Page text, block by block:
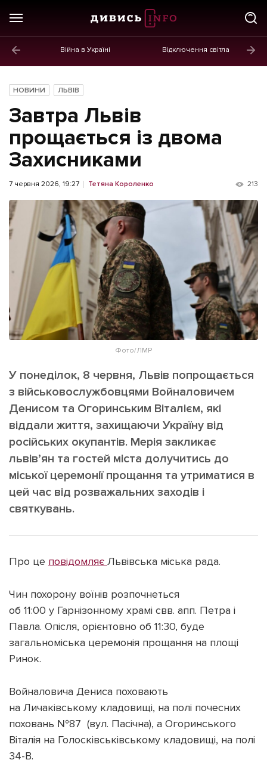
Війна в Україні Відключення світла
Новини
Політика
Економіка
Бізнес
Життя
Культура
Афіша
ІНШЕ
Інтерв'ю
Картки
Репортаж
Погляди
Ініціативи
Лонгріди
Прес-релізи
Фото/Відео
Made in Lviv
Зв'язатися з нами
[email protected] Реклама на сайті
Політика конфіденційності
Підтримати dyvys.info
НОВИНИ ЛЬВІВ
Завтра Львів
прощається із двома
Захисниками
7 червня 2026, 19:27 Тетяна Короленко 213
Фото/ЛМР
У понеділок, 8 червня, Львів попрощається
з військовослужбовцями Войналовичем
Денисом та Огоринським Віталієм, які
віддали життя, захищаючи Україну від
російських окупантів. Мерія закликає
львів’ян та гостей міста долучитись до
міської церемонії прощання та утриматися в
цей час від розважальних заходів і
святкувань.
Про це повідомляє Львівська міська рада.
Чин похорону воїнів розпочнеться
об 11:00 у Гарнізонному храмі свв. апп. Петра і
Павла. Опісля, орієнтовно об 11:30, буде
загальноміська церемонія прощання на площі
Ринок.
Войналовича Дениса поховають
на Личаківському кладовищі, на полі почесних
поховань №87 (вул. Пасічна), а Огоринського
Віталія на Голосківськівському кладовищі, на полі
34-В.